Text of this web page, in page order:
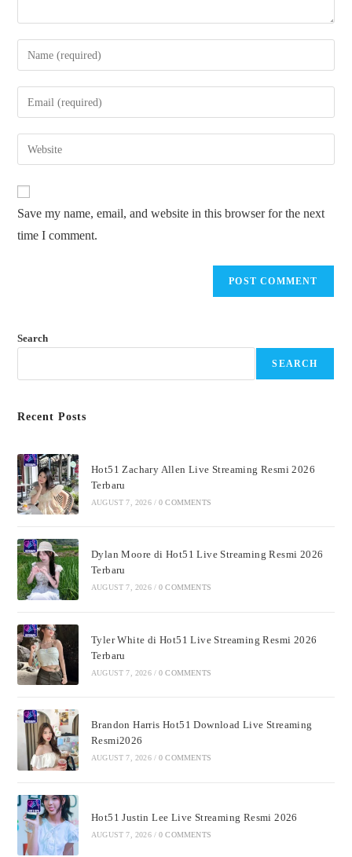
Save my name, email, and website in this browser for the next
time I comment.
Search
SEARCH
Recent Posts
Hot51 Zachary Allen Live Streaming Resmi 2026
Terbaru
AUGUST 7, 2026 / 0 COMMENTS
Dylan Moore di Hot51 Live Streaming Resmi 2026
Terbaru
AUGUST 7, 2026 / 0 COMMENTS
Tyler White di Hot51 Live Streaming Resmi 2026
Terbaru
AUGUST 7, 2026 / 0 COMMENTS
Brandon Harris Hot51 Download Live Streaming
Resmi2026
AUGUST 7, 2026 / 0 COMMENTS
Hot51 Justin Lee Live Streaming Resmi 2026
AUGUST 7, 2026 / 0 COMMENTS